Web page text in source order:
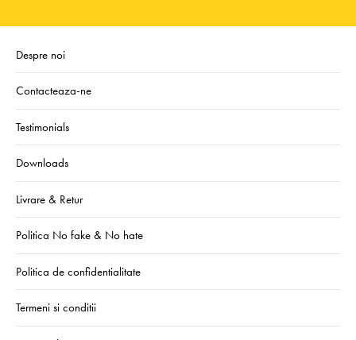
Despre noi
Contacteaza-ne
Testimonials
Downloads
Livrare & Retur
Politica No fake & No hate
Politica de confidentialitate
Termeni si conditii